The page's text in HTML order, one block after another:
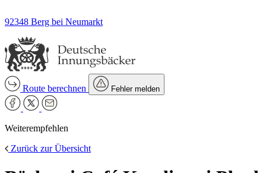
92348 Berg bei Neumarkt
Route berechnen Fehler melden
Weiterempfehlen
Zurück zur Übersicht